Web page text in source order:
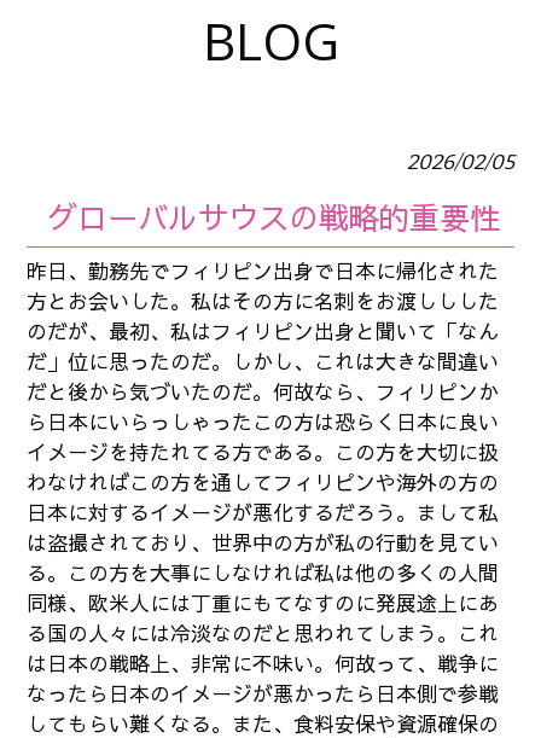
BLOG
2026/02/05
グローバルサウスの戦略的重要性
昨日、勤務先でフィリピン出身で日本に帰化された
方とお会いした。私はその方に名刺をお渡ししした
のだが、最初、私はフィリピン出身と聞いて「なん
だ」位に思ったのだ。しかし、これは大きな間違い
だと後から気づいたのだ。何故なら、フィリピンか
ら日本にいらっしゃったこの方は恐らく日本に良い
イメージを持たれてる方である。この方を大切に扱
わなければこの方を通してフィリピンや海外の方の
日本に対するイメージが悪化するだろう。まして私
は盗撮されており、世界中の方が私の行動を見てい
る。この方を大事にしなければ私は他の多くの人間
同様、欧米人には丁重にもてなすのに発展途上にあ
る国の人々には冷淡なのだと思われてしまう。これ
は日本の戦略上、非常に不味い。何故って、戦争に
なったら日本のイメージが悪かったら日本側で参戦
してもらい難くなる。また、食料安保や資源確保の